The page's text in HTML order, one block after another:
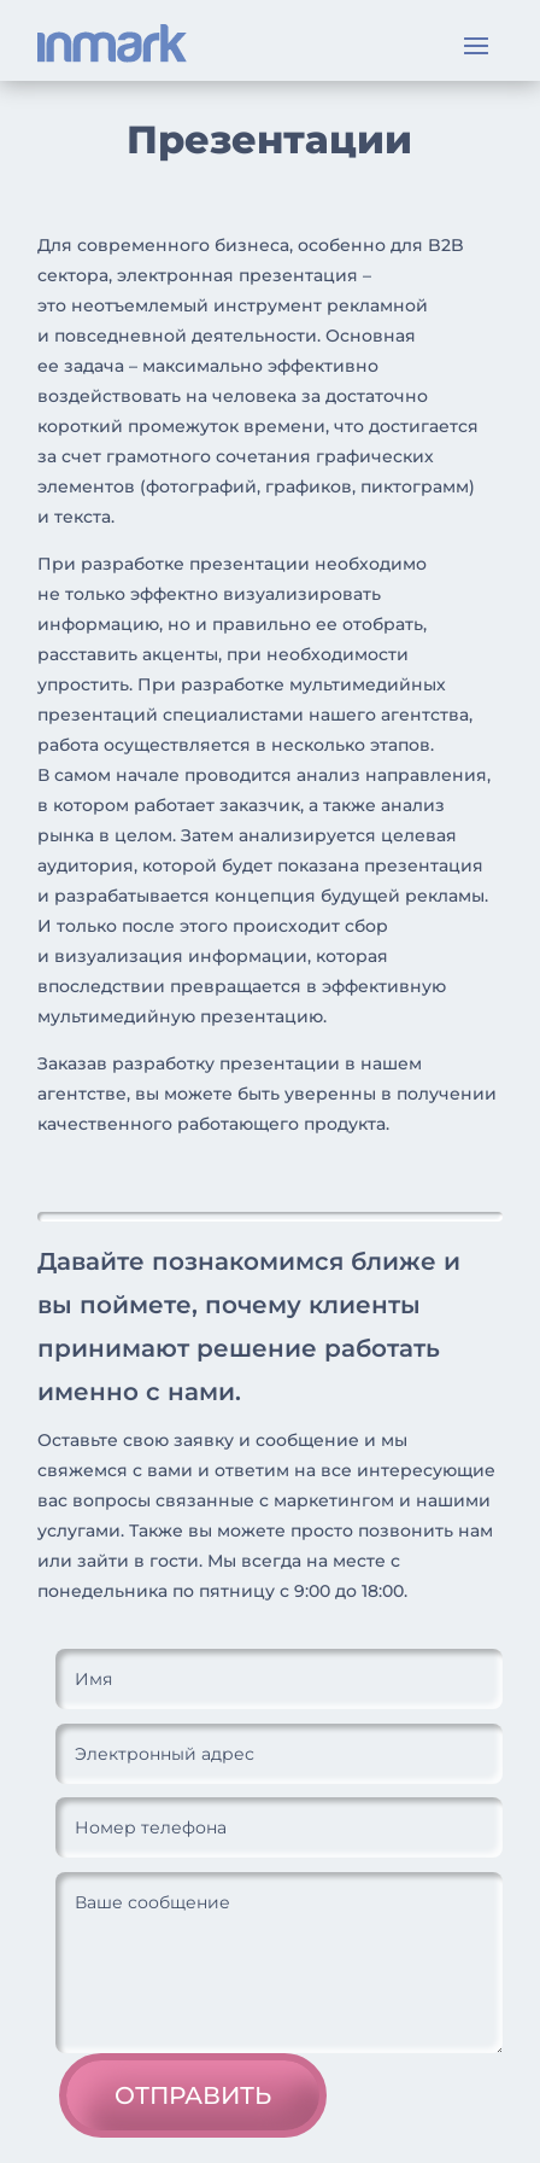
Презентации
Для современного бизнеса, особенно для B2B
сектора, электронная презентация –
это неотъемлемый инструмент рекламной
и повседневной деятельности. Основная
ее задача – максимально эффективно
воздействовать на человека за достаточно
короткий промежуток времени, что достигается
за счет грамотного сочетания графических
элементов (фотографий, графиков, пиктограмм)
и текста.
При разработке презентации необходимо
не только эффектно визуализировать
информацию, но и правильно ее отобрать,
расставить акценты, при необходимости
упростить. При разработке мультимедийных
презентаций специалистами нашего агентства,
работа осуществляется в несколько этапов.
В самом начале проводится анализ направления,
в котором работает заказчик, а также анализ
рынка в целом. Затем анализируется целевая
аудитория, которой будет показана презентация
и разрабатывается концепция будущей рекламы.
И только после этого происходит сбор
и визуализация информации, которая
впоследствии превращается в эффективную
мультимедийную презентацию.
Заказав разработку презентации в нашем
агентстве, вы можете быть уверенны в получении
качественного работающего продукта.
Давайте познакомимся ближе и
вы поймете, почему клиенты
принимают решение работать
именно с нами.
Оставьте свою заявку и сообщение и мы
свяжемся с вами и ответим на все интересующие
вас вопросы связанные с маркетингом и нашими
услугами. Также вы можете просто позвонить нам
или зайти в гости. Мы всегда на месте с
понедельника по пятницу с 9:00 до 18:00.
ОТПРАВИТЬ